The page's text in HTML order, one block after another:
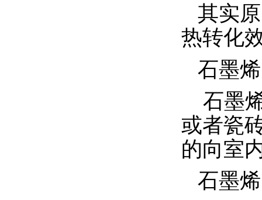
其实
热转化
石墨
石墨
或者瓷
的向室
石墨